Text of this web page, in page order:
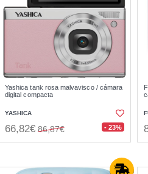
Yashica tank rosa malvavisco / cámara
digital compacta
YASHICA
66,82€ 86,87€ - 23%